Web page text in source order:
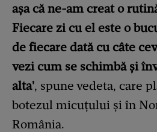
așa că ne-am creat o
Fiecare zi cu el este o
de fiecare dată cu câte
vezi cum se schimbă și
alta', spune vedeta, care
botezul micuțului și în
România.